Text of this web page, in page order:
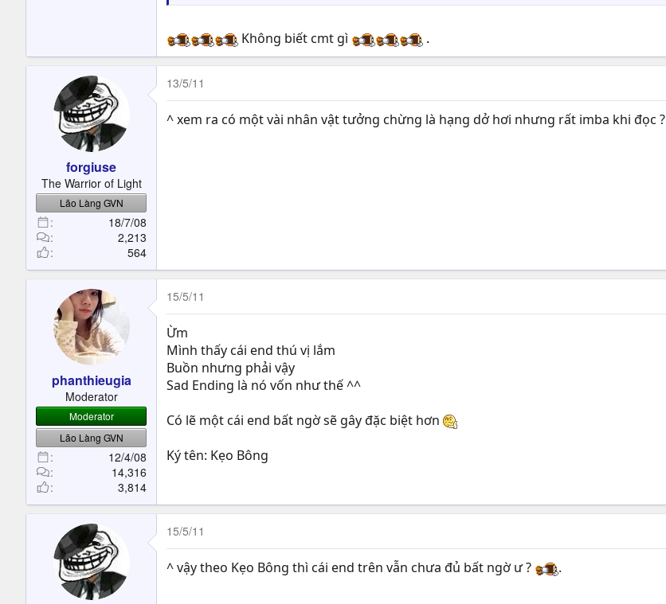
Không biết cmt gì .
forgiuse
The Warrior of Light
Lão Làng GVN
18/7/08
2,213
564
13/5/11
^ xem ra có một vài nhân vật tưởng chừng là hạng dở hơi nhưng rất imba khi đọc ?
phanthieugia
Moderator
Moderator
Lão Làng GVN
12/4/08
14,316
3,814
15/5/11
Ừm
Mình thấy cái end thú vị lắm
Buồn nhưng phải vậy
Sad Ending là nó vốn như thế ^^
Có lẽ một cái end bất ngờ sẽ gây đặc biệt hơn
Ký tên: Kẹo Bông
15/5/11
^ vậy theo Kẹo Bông thì cái end trên vẫn chưa đủ bất ngờ ư ? .